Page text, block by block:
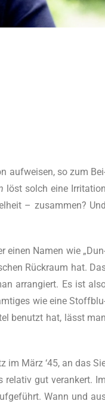
auf­wei­sen, so zum
löst solch eine Irri­ta­ti­on
– zusam­men? Und
einen Namen wie
Rückraum hat.
arran­giert. Es ist
wie eine
benutzt hat, lässt man
im März ‘45, an das
rela­tiv gut ver­an­kert. Im
Wann und